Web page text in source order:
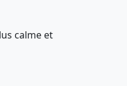
calme et